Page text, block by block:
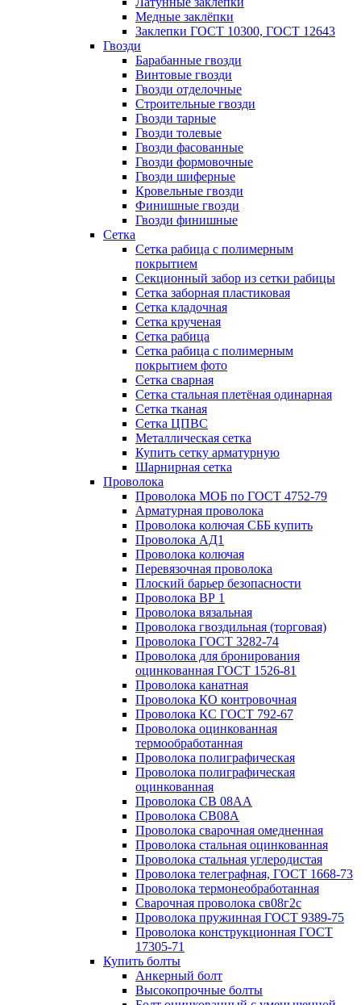
Медные заклёпки
Заклепки ГОСТ 10300, ГОСТ 12643
Гвозди
Барабанные гвозди
Винтовые гвозди
Гвозди отделочные
Строительные гвозди
Гвозди тарные
Гвозди толевые
Гвозди фасованные
Гвозди формовочные
Гвозди шиферные
Кровельные гвозди
Финишные гвозди
Гвозди финишные
Сетка
Сетка рабица с полимерным
покрытием
Секционный забор из сетки рабицы
Сетка заборная пластиковая
Сетка кладочная
Сетка крученая
Сетка рабица
Сетка рабица с полимерным
покрытием фото
Сетка сварная
Сетка стальная плетёная одинарная
Сетка тканая
Сетка ЦПВС
Металлическая сетка
Купить сетку арматурную
Шарнирная сетка
Проволока
Проволока МОБ по ГОСТ 4752-79
Арматурная проволока
Проволока колючая СББ купить
Проволока АД1
Проволока колючая
Перевязочная проволока
Плоский барьер безопасности
Проволока ВР 1
Проволока вязальная
Проволока гвоздильная (торговая)
Проволока ГОСТ 3282-74
Проволока для бронирования
оцинкованная ГОСТ 1526-81
Проволока канатная
Проволока КО контровочная
Проволока КС ГОСТ 792-67
Проволока оцинкованная
термообработанная
Проволока полиграфическая
Проволока полиграфическая
оцинкованная
Проволока СВ 08АА
Проволока СВ08А
Проволока сварочная омедненная
Проволока стальная оцинкованная
Проволока стальная углеродистая
Проволока телеграфная, ГОСТ 1668-73
Проволока термонеобработанная
Сварочная проволока св08г2с
Проволока пружинная ГОСТ 9389-75
Проволока конструкционная ГОСТ
17305-71
Купить болты
Анкерный болт
Высокопрочные болты